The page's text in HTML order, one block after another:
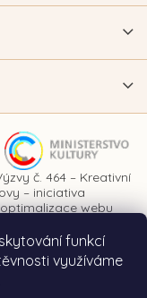
funkcí
využíváme
č. 464 – Kreativní
– iniciativa
webu
Národního plánu